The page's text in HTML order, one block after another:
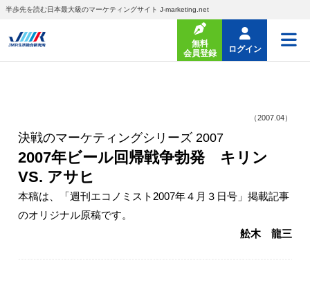
半歩先を読む日本最大級のマーケティングサイト J-marketing.net
無料
会員登録
ログイン
（2007.04）
決戦のマーケティングシリーズ 2007
2007年ビール回帰戦争勃発 キリン
VS. アサヒ
本稿は、「週刊エコノミスト2007年４月３日号」掲載記事
のオリジナル原稿です。
舩木 龍三